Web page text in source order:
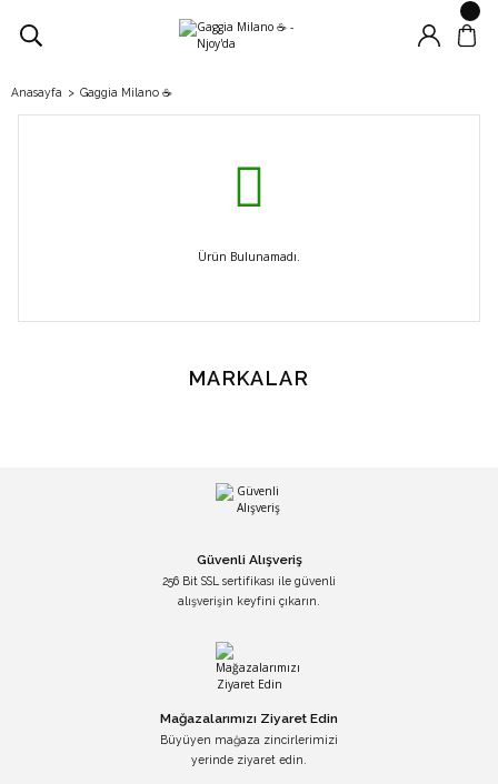
Anasayfa Gaggia Milano ☕
Ürün Bulunamadı.
MARKALAR
Güvenli Alışveriş
256 Bit SSL sertifikası ile güvenli
alışverişin keyfini çıkarın.
Mağazalarımızı Ziyaret Edin
Büyüyen mağaza zincirlerimizi
yerinde ziyaret edin.